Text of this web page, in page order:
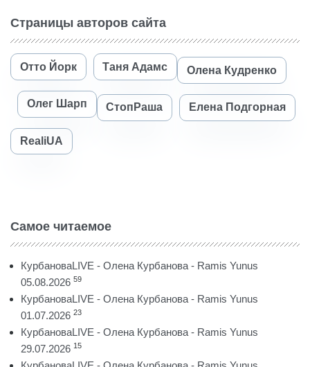
Страницы авторов сайта
Отто Йорк Таня Адамс Олена Кудренко
Олег Шарп СтопРаша Елена Подгорная
RealiUA
Самое читаемое
КурбановаLIVE - Олена Курбанова - Ramis Yunus
05.08.2026 59
КурбановаLIVE - Олена Курбанова - Ramis Yunus
01.07.2026 23
КурбановаLIVE - Олена Курбанова - Ramis Yunus
29.07.2026 15